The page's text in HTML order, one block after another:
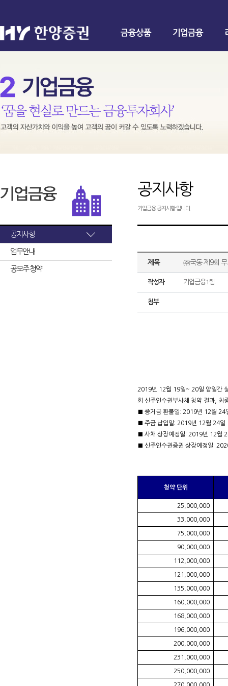
금융상품 기업금융
공지사항
업무안내
공모주 청약
공지사항
기업금융 공지사항 입니다.
제목 ㈜국동 제9회
작성자 기업금융1팀
첨부
2019년 12월 19일~ 20일 양일간
회 신주인수권부사채 청약 결과, 최
■ 증거금 환불일: 2019년 12월 24
■ 주금 납입일: 2019년 12월 24일
■ 사채 상장예정일: 2019년 12월
■ 신주인수권증권 상장예정일:
청약 단위
25,000,000
33,000,000
75,000,000
90,000,000
112,000,000
121,000,000
135,000,000
160,000,000
168,000,000
196,000,000
200,000,000
231,000,000
250,000,000